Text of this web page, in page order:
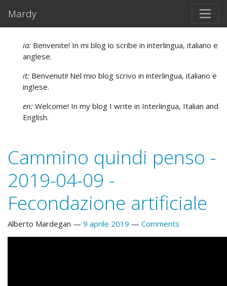
Mardy
ia: Benvenite! In mi blog io scribe in interlingua, italiano e
anglese.
it: Benvenuti! Nel mio blog scrivo in interlingua, italiano e
inglese.
en: Welcome! In my blog I write in Interlingua, Italian and
English.
Cammino quindi penso -
2019-04-09 -
Fecondazione artificiale
Alberto Mardegan 9 aprile 2019 Comments